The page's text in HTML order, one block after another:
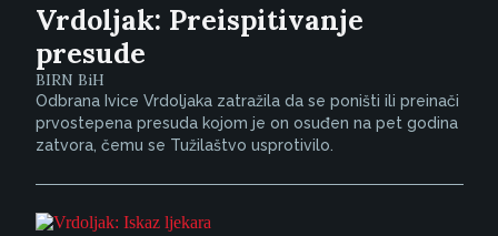
Vrdoljak: Preispitivanje
presude
BIRN BiH
Odbrana Ivice Vrdoljaka zatražila da se poništi ili preinači
prvostepena presuda kojom je on osuđen na pet godina
zatvora, čemu se Tužilaštvo usprotivilo.